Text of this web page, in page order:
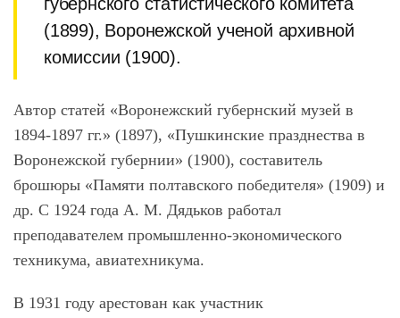
(1899), Воронежской ученой архивной
комиссии (1900).
Автор статей «Воронежский губернский музей в
1894-1897 гг.» (1897), «Пушкинские празднества в
Воронежской губернии» (1900), составитель
брошюры «Памяти полтавского победителя» (1909) и
др. С 1924 года А. М. Дядьков работал
преподавателем промышленно-экономического
техникума, авиатехникума.
В 1931 году арестован как участник